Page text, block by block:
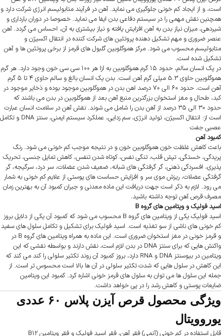
است، و از ایجاد کم خونی جلوگیری می نماید. آهن در فرآیند متابولیسم انرژی شرکت دارد و
همچنین نقش مهمی را در سیستم دفاعی بدن ایفا می نماید. خصوصا در دوران بارداری و
شیردهی، میزان نیاز بدن به آهن افزایش یافته و نیاز بیشتری به آن، احساس می گردد. آهن
عنصر ضروری و مهم تشکیل دهنده پروتئین های شرکت کننده در انتقال اکسیژن و
متابولیسم محسوب می شود. مرکز هموگلوبین گلبول های قرمز از برخی پروتئین ها و آهن
تشکیل شده است.
در یک انسان سالم، حدود ۱۵ گرم هموگلوبین به ازا هر ۱۰۰ سی سی خون وجود دارد. هر گرم
هموگلوبین حاوی 5.3 میلی گرم آهن است. بدن یک انسان بالغ و سالم حاوی ۴ تا ۵ گرم
آهن است. حدود ۶۰ الی ۷۰ درصد اهن بدن در هموگلوبین موجود بوده و ذخایر موجود در
کبد، طحال و مغز استخوان بزرگترین منبع آهن بعد از هموگلوبین در بدن می باشند که
حدود ۳۰ الی ۳۵ درصد از آهن بدن را شامل می شوند. نقش آهن در سلامت انسان عبارت
است از: انتقال اکسیژن، تولید انرژی، سم زدایی، عملکرد سیستم ایمنی، سنتز DNA و تکامل
عصبی جفت
کمبود آهن
باعث کاهش غلظت خون هموگلوبین خون و در نتیجه موجب کم خونی می شود. رنگ
پریدگی، خستگی، تپش قلب، تنگی نفس، کوتاه شدن تنفس، کاهش تمایل جنسی، تحریک
پذیری، افسردگی ذهنی، گر گرفتگی های شبانه، ضعیف شدن عضلات، سر درد، سرگیجه، گر
گرفتگی عضلات، ریزش موی سر و افزایش حساست های پوستی از علایم کم خونی به شمار
می رود. لازم به ذکر است جهت دریافت این ماده معدنی و جبران کمبود آن به بهترین زمان
مصرف قرص آهن توجه داشته باشید.
اسید فولیک و ویتامین های گروه B
اسید فولیک یکی از ویتامین های گروه B محسوب می شود که کمبود آن یکی از دلایل بروز
کم خونی های ناشی از سو تغذیه است. اسید فولیک برای تشکیل و تکامل سلول های سفید
و قرمز خونی در مغز استخوان ضروری است. این ماده به همراه ویتامین های گروه B در
واکنش هایی که برای سنتز DNA در بدن لازم است، نقش دارند و بواسطه نقشی که این
ویتامین در بیوسنتز DNA و RNA دارد، بروز کمبود آن روند تکثیر سلولی را کند می کند که
این کاهش در سلول هایی که شدت تکثیر سلولی در آن ها بالا است محسوس تر است. از
جمله این سلول ها می توان به سلول های قرمز خونی اشاره کرد. کمبود این ویتامین
ضایعات پوستی و کاهش رشد را در پی خواهد داشت.
ویژگی محصول قرص آیزن پلاس ۶۰ عددی
یوروویتال
قابل استفاده در کم خونی (آنمی) فقر آهن، فقر اسید فولیک و فقر ویتامین B12